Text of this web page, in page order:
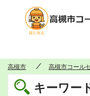
高槻市 高槻市コー
キーワー